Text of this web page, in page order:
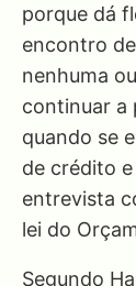
porque dá
encontro
nenhuma
continuar a
quando se
de crédito
entrevista
lei do
Segundo